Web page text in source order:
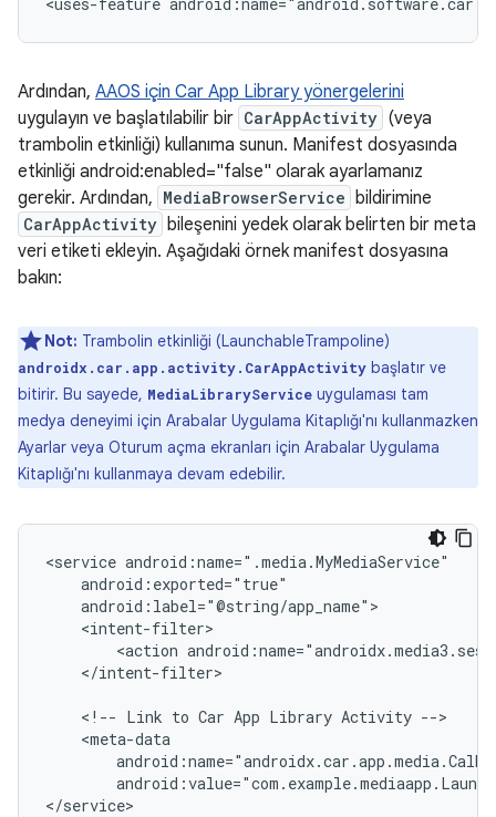
Ardından, AAOS için Car App Library yönergelerini
uygulayın ve başlatılabilir bir CarAppActivity (veya
trambolin etkinliği) kullanıma sunun. Manifest dosyasında
etkinliği android:enabled="false" olarak ayarlamanız
gerekir. Ardından, MediaBrowserService bildirimine
CarAppActivity bileşenini yedek olarak belirten bir meta
veri etiketi ekleyin. Aşağıdaki örnek manifest dosyasına
bakın:
Not: Trambolin etkinliği (LaunchableTrampoline)
androidx.car.app.activity.CarAppActivity başlatır ve
bitirir. Bu sayede, MediaLibraryService uygulaması tam
medya deneyimi için Arabalar Uygulama Kitaplığı'nı kullanmazken
Ayarlar veya Oturum açma ekranları için Arabalar Uygulama
Kitaplığı'nı kullanmaya devam edebilir.
<service
<action
</intent-filter>
<!-- Link to Car App Library Activity
</service>